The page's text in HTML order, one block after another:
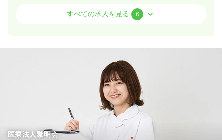
正看護師
担当業務未経験可
第二新卒可
気になる 詳細を見る
すべての求人を見る 6
医療法人黎明会